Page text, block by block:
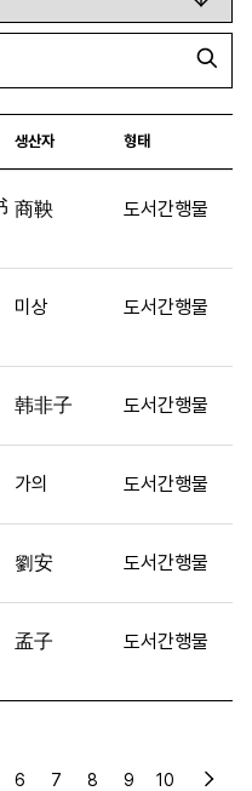
생산자 형태
商鞅 도서간행물
미상 도서간행물
韩非子 도서간행물
가의 도서간행물
劉安 도서간행물
孟子 도서간행물
6 7 8 9 10